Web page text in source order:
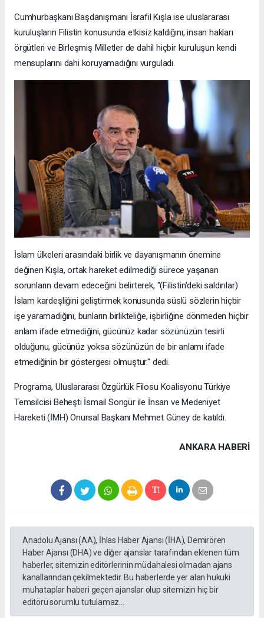
Cumhurbaşkanı Başdanışmanı İsrafil Kışla ise uluslararası
kuruluşların Filistin konusunda etkisiz kaldığını, insan hakları
örgütleri ve Birleşmiş Milletler de dahil hiçbir kuruluşun kendi
mensuplarını dahi koruyamadığını vurguladı.
İslam ülkeleri arasındaki birlik ve dayanışmanın önemine
değinen Kışla, ortak hareket edilmediği sürece yaşanan
sorunların devam edeceğini belirterek, "(Filistin'deki saldırılar)
İslam kardeşliğini geliştirmek konusunda süslü sözlerin hiçbir
işe yaramadığını, bunların birlikteliğe, işbirliğine dönmeden hiçbir
anlam ifade etmediğini, gücünüz kadar sözünüzün tesirli
olduğunu, gücünüz yoksa sözünüzün de bir anlamı ifade
etmediğinin bir göstergesi olmuştur." dedi.
Programa, Uluslararası Özgürlük Filosu Koalisyonu Türkiye
Temsilcisi Beheşti İsmail Songür ile İnsan ve Medeniyet
Hareketi (İMH) Onursal Başkanı Mehmet Güney de katıldı.
ANKARA HABERİ
Anadolu Ajansı (AA), İhlas Haber Ajansı (İHA), Demirören
Haber Ajansı (DHA) ve diğer ajanslar tarafından eklenen tüm
haberler, sitemizin editörlerinin müdahalesi olmadan ajans
kanallarından çekilmektedir. Bu haberlerde yer alan hukuki
muhataplar haberi geçen ajanslar olup sitemizin hiç bir
editörü sorumlu tutulamaz...